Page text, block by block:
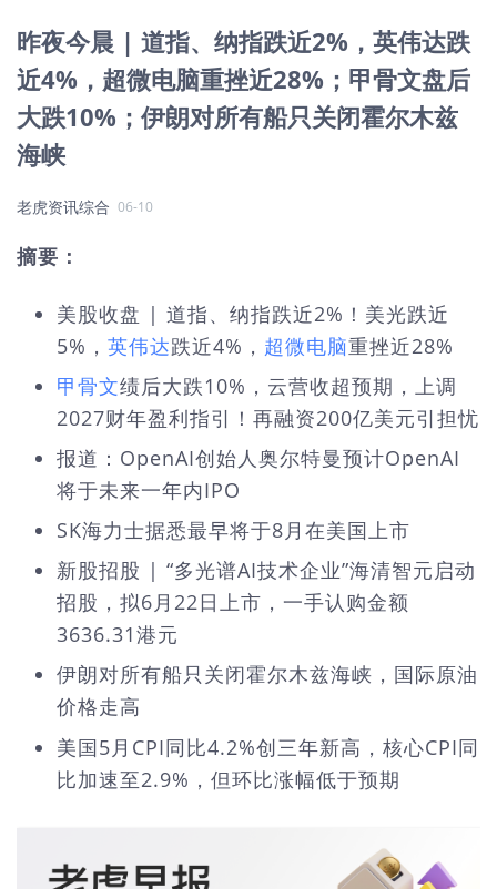
昨夜今晨 | 道指、纳指跌近2%，英伟达跌
近4%，超微电脑重挫近28%；甲骨文盘后
大跌10%；伊朗对所有船只关闭霍尔木兹
海峡
老虎资讯综合 06-10
摘要：
美股收盘 | 道指、纳指跌近2%！美光跌近
5%， 英伟达跌近4%， 超微电脑重挫近28%
甲骨文绩后大跌10%，云营收超预期，上调
2027财年盈利指引！再融资200亿美元引担忧
报道：OpenAI创始人奥尔特曼预计OpenAI
将于未来一年内IPO
SK海力士据悉最早将于8月在美国上市
新股招股 | “多光谱AI技术企业”海清智元启动
招股，拟6月22日上市，一手认购金额
3636.31港元
伊朗对所有船只关闭霍尔木兹海峡，国际原油
价格走高
美国5月CPI同比4.2%创三年新高，核心CPI同
比加速至2.9%，但环比涨幅低于预期